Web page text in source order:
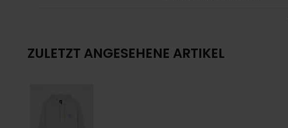
ZULETZT ANGESEHENE ARTIKEL